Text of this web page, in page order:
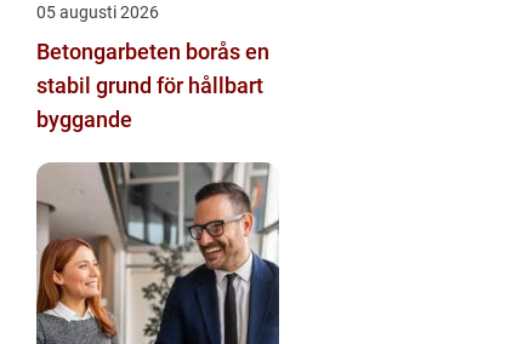
05 augusti 2026
Betongarbeten borås en
stabil grund för hållbart
byggande